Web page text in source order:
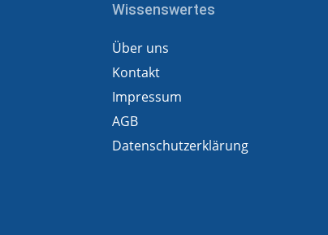
Wissenswertes
Über uns
Kontakt
Impressum
AGB
Datenschutzerklärung